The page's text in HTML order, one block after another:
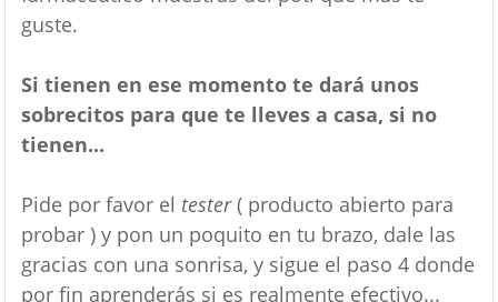
guste.
Si tienen en ese momento te dará unos
sobrecitos para que te lleves a casa, si no
tienen...
Pide por favor el tester( producto abierto para
probar ) y pon un poquito en tu brazo, dale las
gracias con una sonrisa, y sigue el paso 4 donde
por fin aprenderás si es realmente efectivo...